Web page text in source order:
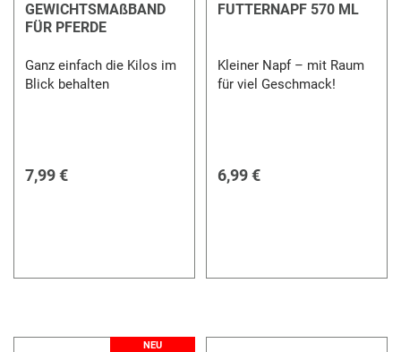
GEWICHTSMAßBAND
FÜR PFERDE
Ganz einfach die Kilos im
Blick behalten
7,99 €
FUTTERNAPF 570 ML
Kleiner Napf – mit Raum
für viel Geschmack!
6,99 €
NEU